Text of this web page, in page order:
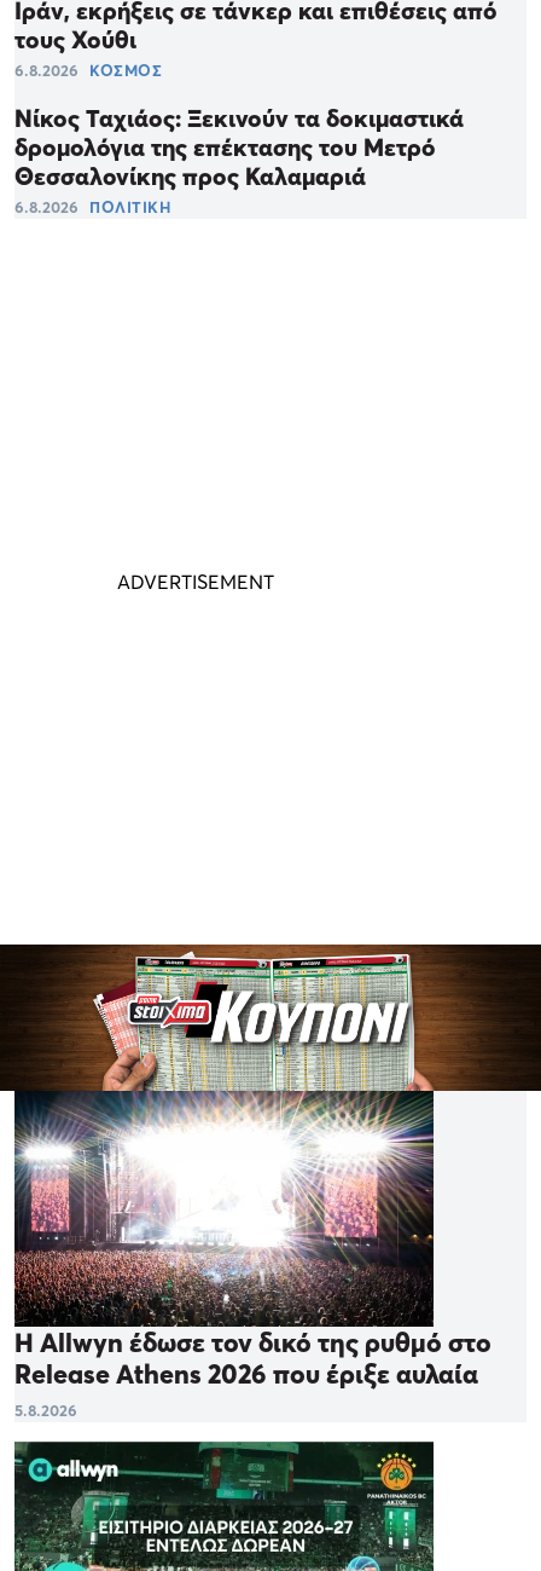
Ιράν, εκρήξεις σε τάνκερ και επιθέσεις από
τους Χούθι
6.8.2026 ΚΟΣΜΟΣ
Νίκος Ταχιάος: Ξεκινούν τα δοκιμαστικά
δρομολόγια της επέκτασης του Μετρό
Θεσσαλονίκης προς Καλαμαριά
6.8.2026 ΠΟΛΙΤΙΚΗ
Η Allwyn έδωσε τον δικό της ρυθμό στο
Release Athens 2026 που έριξε αυλαία
5.8.2026